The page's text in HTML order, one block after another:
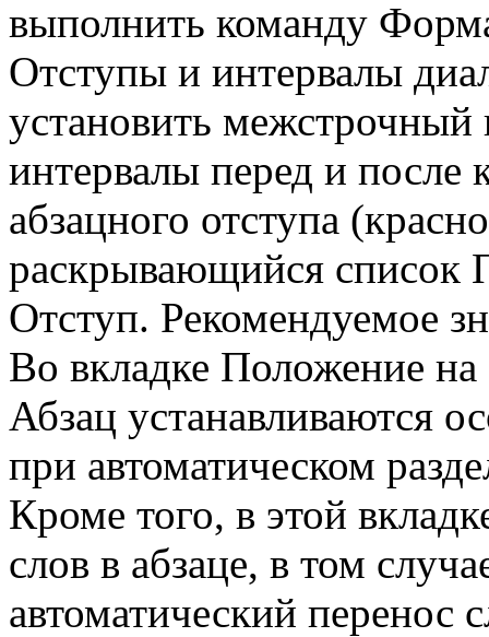
выполнить команду
Отступы и интервалы
установить межстрочный
интервалы перед и после
абзацного отступа
раскрывающийся список
Отступ. Рекомендуемое
Во вкладке Положение на
Абзац устанавливаются
при автоматическом
Кроме того, в этой
слов в абзаце, в том
автоматический перенос